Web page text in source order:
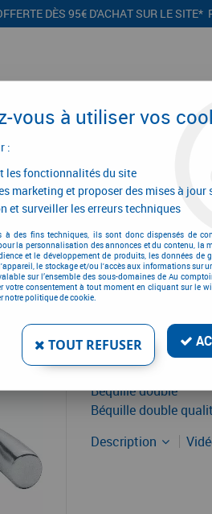
DÈS 95€ D'ACHAT SUR LE SITE*
Béquille
BÉQUILLE
Réf. :5360
À partir de 22,
Béquille double
Béquille double
Description
vous à utiliser vos
:
les fonctionnalités du site
marketing et proposer des mises à
et surveiller les erreurs techniques
à des fins techniques, ils sont donc dispensés de
la personnalisation des annonces et du contenu, la
et le développement de produits, les données de
le stockage et/ou l'accès aux informations sur
sur l’ensemble des sous-domaines de Au
votre consentement à tout moment en cliquant sur le
notre politique de cookie.
TOUT REFUSER